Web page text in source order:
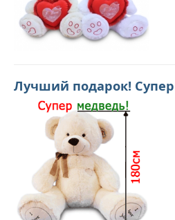
Лучший подарок!